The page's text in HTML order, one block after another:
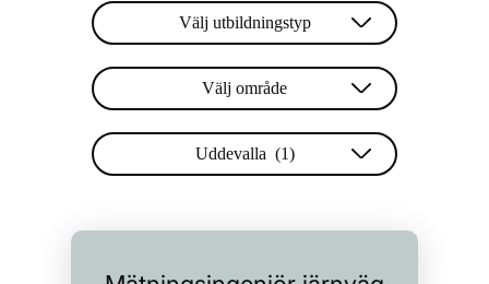
Välj utbildningstyp
Välj område
Uddevalla (1)